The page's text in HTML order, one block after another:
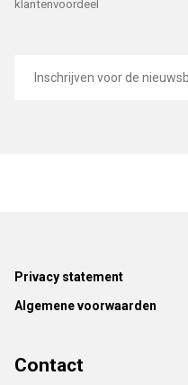
klantenvoordeel
mailadres
Footer
Privacy statement
Algemene voorwaarden
Contact